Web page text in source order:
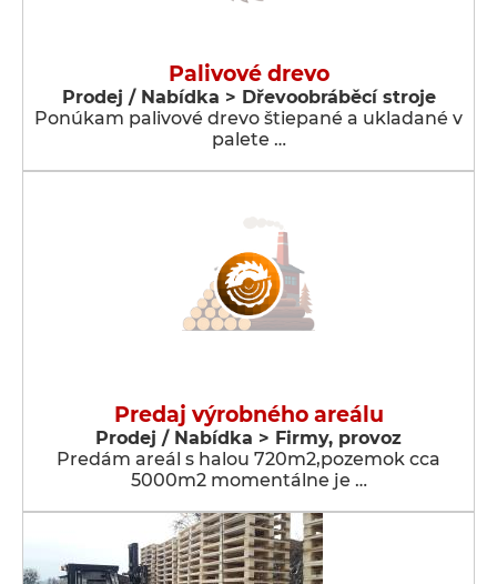
Palivové drevo
Prodej / Nabídka > Dřevoobráběcí stroje
Ponúkam palivové drevo štiepané a ukladané v
palete …
Predaj výrobného areálu
Prodej / Nabídka > Firmy, provoz
Predám areál s halou 720m2,pozemok cca
5000m2 momentálne je …